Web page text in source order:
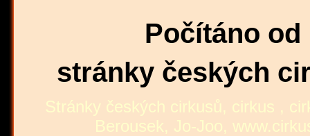
Počítáno od
stránky českých
Stránky českých cirkusů, cirkus ,
Berousek, Jo-Joo,